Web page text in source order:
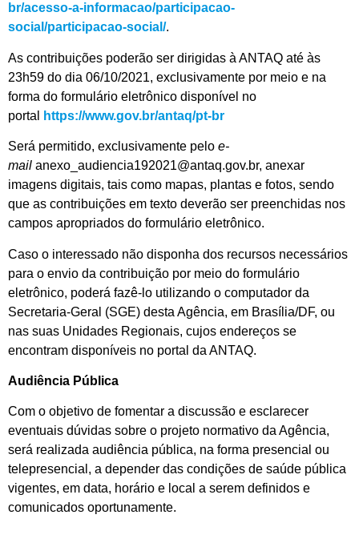
br/acesso-a-informacao/participacao-
social/participacao-social/.
As contribuições poderão ser dirigidas à ANTAQ até às
23h59 do dia 06/10/2021, exclusivamente por meio e na
forma do formulário eletrônico disponível no
portal
https://www.gov.br/antaq/pt-br
Será permitido, exclusivamente pelo e-
mail anexo_audiencia192021@antaq.gov.br, anexar
imagens digitais, tais como mapas, plantas e fotos, sendo
que as contribuições em texto deverão ser preenchidas nos
campos apropriados do formulário eletrônico.
Caso o interessado não disponha dos recursos necessários
para o envio da contribuição por meio do formulário
eletrônico, poderá fazê-lo utilizando o computador da
Secretaria-Geral (SGE) desta Agência, em Brasília/DF, ou
nas suas Unidades Regionais, cujos endereços se
encontram disponíveis no portal da ANTAQ.
Audiência Pública
Com o objetivo de fomentar a discussão e esclarecer
eventuais dúvidas sobre o projeto normativo da Agência,
será realizada audiência pública, na forma presencial ou
telepresencial, a depender das condições de saúde pública
vigentes, em data, horário e local a serem definidos e
comunicados oportunamente.